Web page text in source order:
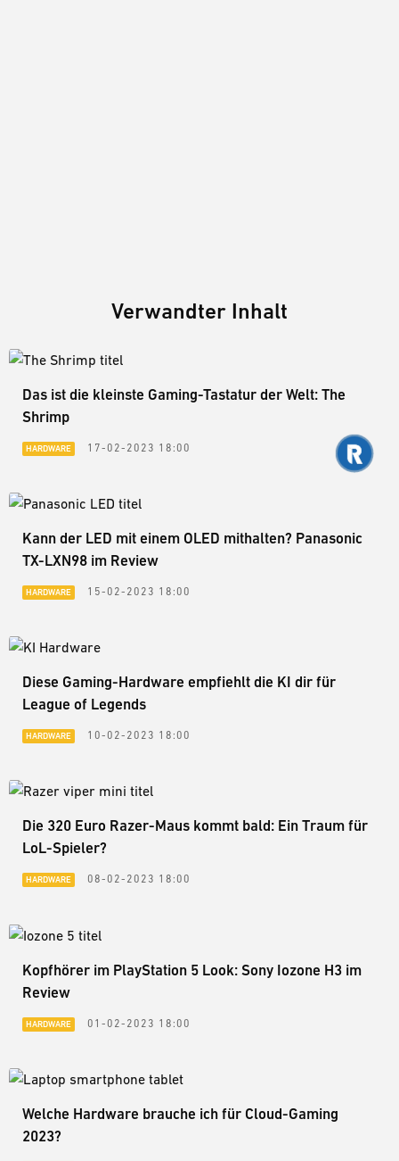
Verwandter Inhalt
Das ist die kleinste Gaming-Tastatur der Welt: The
Shrimp
HARDWARE 17-02-2023 18:00
Kann der LED mit einem OLED mithalten? Panasonic
TX-LXN98 im Review
HARDWARE 15-02-2023 18:00
Diese Gaming-Hardware empfiehlt die KI dir für
League of Legends
HARDWARE 10-02-2023 18:00
Die 320 Euro Razer-Maus kommt bald: Ein Traum für
LoL-Spieler?
HARDWARE 08-02-2023 18:00
Kopfhörer im PlayStation 5 Look: Sony Iozone H3 im
Review
HARDWARE 01-02-2023 18:00
Welche Hardware brauche ich für Cloud-Gaming
2023?